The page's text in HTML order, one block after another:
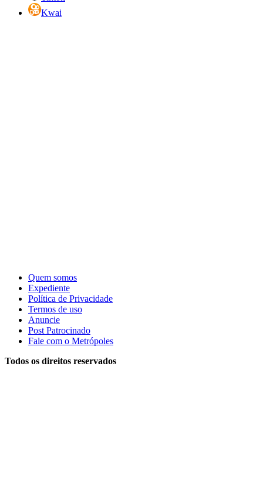
Kwai
Quem somos
Expediente
Política de Privacidade
Termos de uso
Anuncie
Post Patrocinado
Fale com o Metrópoles
Todos os direitos reservados